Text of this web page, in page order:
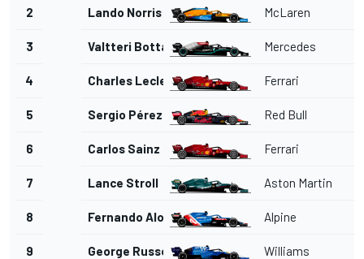
2 Lando Norris McLaren
3 Valtteri Bottas Mercedes
4 Charles Leclerc Ferrari
5 Sergio Pérez Red Bull
6 Carlos Sainz Jr. Ferrari
7 Lance Stroll Aston Martin
8 Fernando Alonso Alpine
9 George Russell Williams